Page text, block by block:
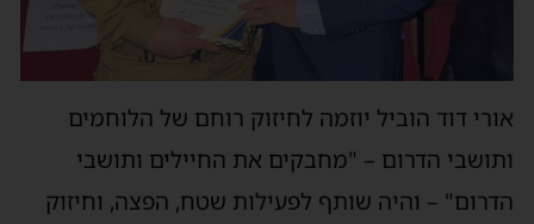
אורי דוד הוביל יוזמה לחיזוק רוחם של הלוחמים
ותושבי הדרום – "מחבקים את החיילים ותושבי
הדרום" – והיה שותף לפעילות שטח, הפצה, וחיזוק